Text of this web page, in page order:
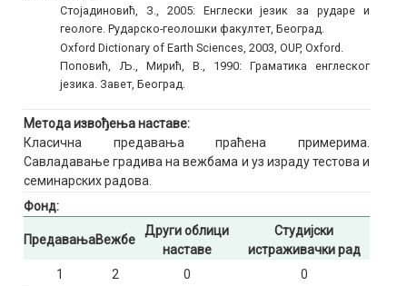
Стојадиновић, З., 2005: Енглески језик за рударе и
геологе. Рударско-геолошки факултет, Београд.
Oxford Dictionary of Earth Sciences, 2003, OUP, Oxford.
Поповић, Љ., Мирић, В., 1990: Граматика енглеског
језика. Завет, Београд.
Метода извођења наставе:
Класична предавања праћена примерима.
Савладавање градива на вежбама и уз израду тестова и
семинарских радова.
Фонд:
ПредавањаВежбе
Други облици
наставе
Студијски
истраживачки рад
1
2 0
0